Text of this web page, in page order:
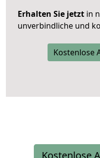
Erhalten Sie jetzt in
unverbindliche und
Kostenlose
Kostenlose